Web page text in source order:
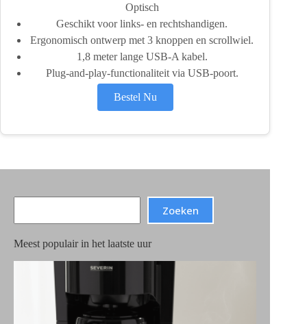
Optisch
Geschikt voor links- en rechtshandigen.
Ergonomisch ontwerp met 3 knoppen en scrollwiel.
1,8 meter lange USB-A kabel.
Plug-and-play-functionaliteit via USB-poort.
Bestel Nu
Search
Zoeken
Meest populair in het laatste uur